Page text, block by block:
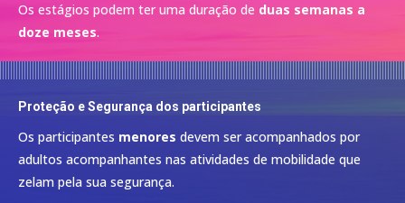
Os estágios podem ter uma duração de duas semanas a
doze meses.
Proteção e Segurança dos participantes
Os participantes menores devem ser acompanhados por
adultos acompanhantes nas atividades de mobilidade que
zelam pela sua segurança.